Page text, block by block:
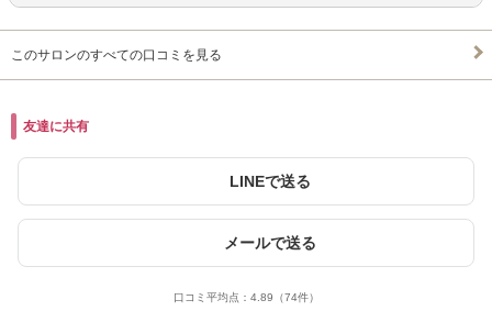
このサロンのすべての口コミを見る
友達に共有
LINEで送る
メールで送る
口コミ平均点： 4.89 （74件）